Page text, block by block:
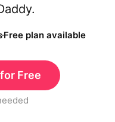
Free plan available
Free